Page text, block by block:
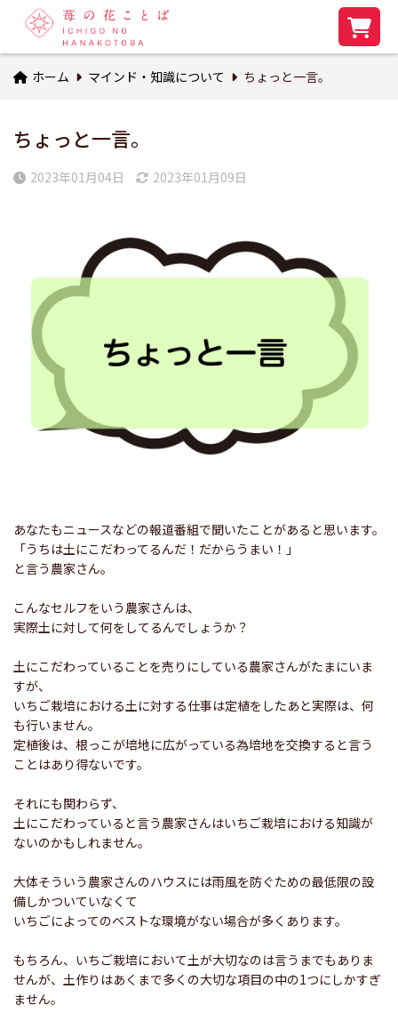
ホーム マインド・知識について ちょっと一言。
ちょっと一言。
2023年01月04日 2023年01月09日
あなたもニュースなどの報道番組で聞いたことがあると思います。
「うちは土にこだわってるんだ！だからうまい！」
と言う農家さん。
こんなセルフをいう農家さんは、
実際土に対して何をしてるんでしょうか？
土にこだわっていることを売りにしている農家さんがたまにいま
すが、
いちご栽培における土に対する仕事は定植をしたあと実際は、何
も行いません。
定植後は、根っこが培地に広がっている為培地を交換すると言う
ことはあり得ないです。
それにも関わらず、
土にこだわっていると言う農家さんはいちご栽培における知識が
ないのかもしれません。
大体そういう農家さんのハウスには雨風を防ぐための最低限の設
備しかついていなくて
いちごによってのベストな環境がない場合が多くあります。
もちろん、いちご栽培において土が大切なのは言うまでもありま
せんが、土作りはあくまで多くの大切な項目の中の1つにしかすぎ
ません。